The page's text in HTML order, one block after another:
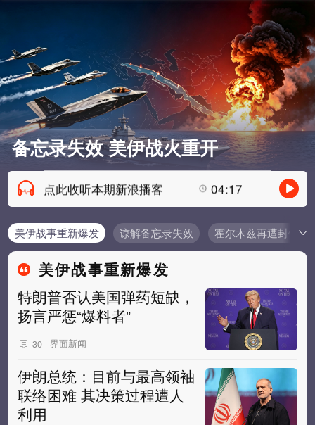
备忘录失效 美伊战火重开
点此收听本期新浪播客 04:17
美伊战事重新爆发 谅解备忘录失效 霍尔木兹再遭封锁
美伊战事重新爆发
特朗普否认美国弹药短缺，
扬言严惩“爆料者”
30 界面新闻
伊朗总统：目前与最高领袖
联络困难 其决策过程遭人
利用